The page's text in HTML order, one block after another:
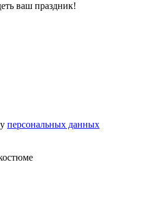
ваш праздник!
персональных данных